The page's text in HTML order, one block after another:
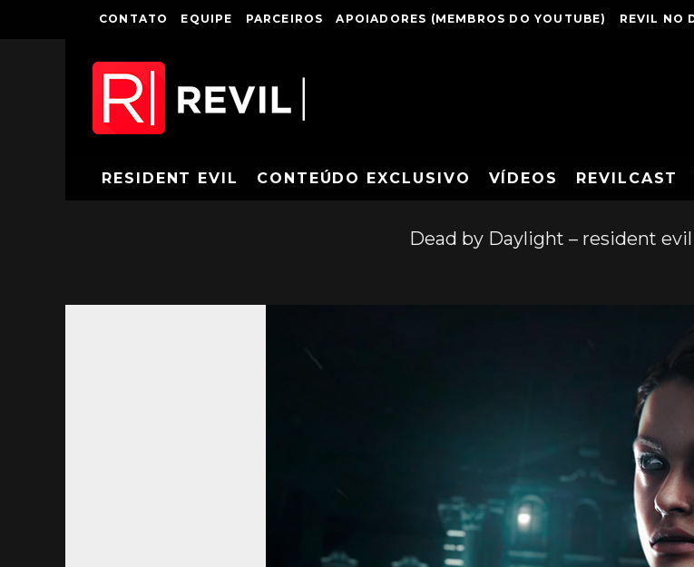
CONTATO EQUIPE PARCEIROS APOIADORES (MEMBROS DO YOUTUBE) REVIL NO
RESIDENT EVIL CONTEÚDO EXCLUSIVO VÍDEOS REVILCAST
Dead by Daylight – resident evil